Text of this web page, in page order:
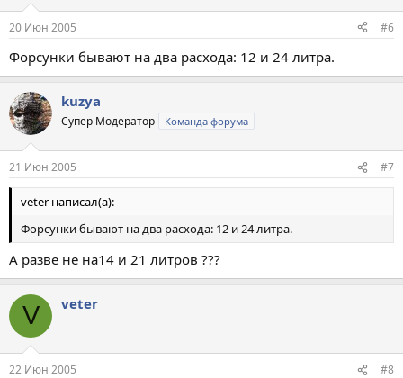
20 Июн 2005 #6
Форсунки бывают на два расхода: 12 и 24 литра.
kuzya
Супер Модератор Команда форума
21 Июн 2005 #7
veter написал(а):
Форсунки бывают на два расхода: 12 и 24 литра.
А разве не на14 и 21 литров ???
V veter
22 Июн 2005 #8